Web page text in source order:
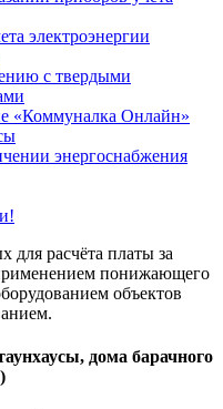
электроэнергии
с твердыми
«Коммуналка Онлайн»
энергоснабжения
для расчёта платы за
понижающего
объектов
дома барачного